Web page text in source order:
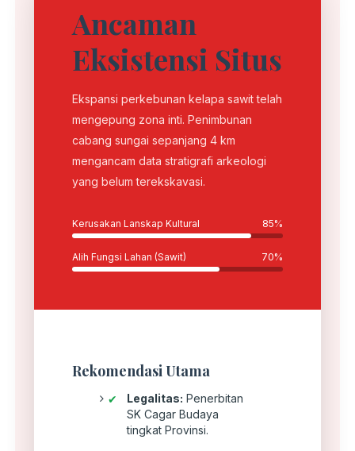
Ancaman
Eksistensi Situs
Ekspansi perkebunan kelapa sawit telah
mengepung zona inti. Penimbunan
cabang sungai sepanjang 4 km
mengancam data stratigrafi arkeologi
yang belum terekskavasi.
Kerusakan Lanskap Kultural 85%
Alih Fungsi Lahan (Sawit) 70%
Rekomendasi Utama
✔ Legalitas: Penerbitan
SK Cagar Budaya
tingkat Provinsi.